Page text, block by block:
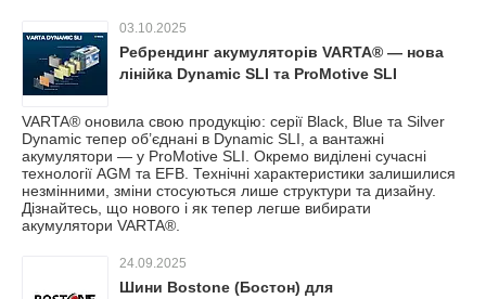
03.10.2025
Ребрендинг акумуляторів VARTA® — нова
лінійка Dynamic SLI та ProMotive SLI
VARTA® оновила свою продукцію: серії Black, Blue та Silver
Dynamic тепер об’єднані в Dynamic SLI, а вантажні
акумулятори — у ProMotive SLI. Окремо виділені сучасні
технології AGM та EFB. Технічні характеристики залишилися
незмінними, зміни стосуються лише структури та дизайну.
Дізнайтесь, що нового і як тепер легше вибирати
акумулятори VARTA®.
24.09.2025
Шини Bostone (Бостон) для